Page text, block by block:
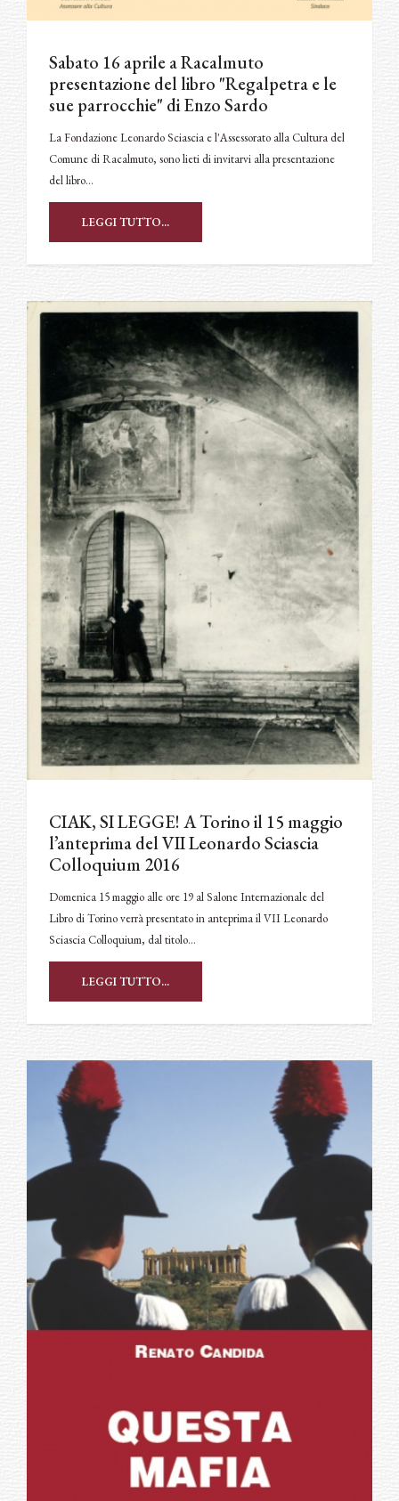
Sabato 16 aprile a Racalmuto
presentazione del libro "Regalpetra e le
sue parrocchie" di Enzo Sardo
La Fondazione Leonardo Sciascia e l'Assessorato alla Cultura del
Comune di Racalmuto, sono lieti di invitarvi alla presentazione
del libro…
LEGGI TUTTO...
CIAK, SI LEGGE! A Torino il 15 maggio
l’anteprima del VII Leonardo Sciascia
Colloquium 2016
Domenica 15 maggio alle ore 19 al Salone Internazionale del
Libro di Torino verrà presentato in anteprima il VII Leonardo
Sciascia Colloquium, dal titolo…
LEGGI TUTTO...